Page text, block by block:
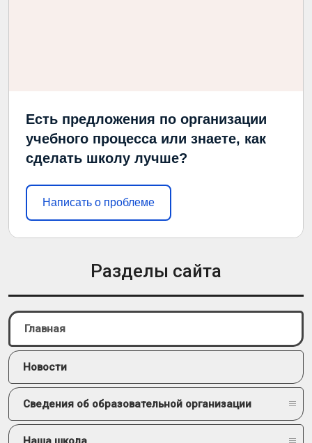
Есть предложения по организации
учебного процесса или знаете, как
сделать школу лучше?
Написать о проблеме
Разделы сайта
Главная
Новости
Сведения об образовательной организации